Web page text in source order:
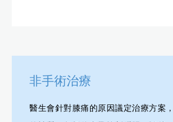
非手術治療
醫生會針對膝痛的原因議定治療方案